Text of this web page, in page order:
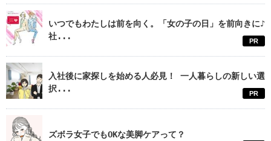
いつでもわたしは前を向く。「女の子の日」を前向きに♪
社...
PR
入社後に家探しを始める人必見！ 一人暮らしの新しい選
択...
PR
ズボラ女子でもOKな美脚ケアって？